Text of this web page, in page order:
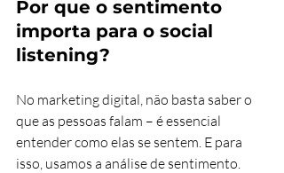
Por que o sentimento
importa para o social
listening?
No marketing digital, não basta saber o
que as pessoas falam – é essencial
entender como elas se sentem. E para
isso, usamos a análise de sentimento.